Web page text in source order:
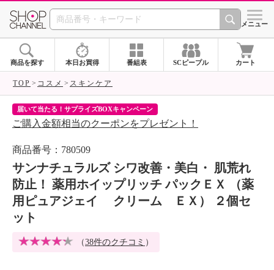
SHOP CHANNEL シメニュー
商品を探す 本日お買得 番組表 SCピープル カート
TOP コスメ スキンケア
届いて当たる！サプライズBOXキャンペーン
ご購入金額相当のクーポンをプレゼント！
商品番号：780509
サンナチュラルズ シワ改善・美白・ 肌荒れ
防止！ 薬用ホイップリッチ パックＥＸ （薬
用ピュアジェイ クリーム ＥＸ） ２個セ
ット
（38件のクチコミ ）